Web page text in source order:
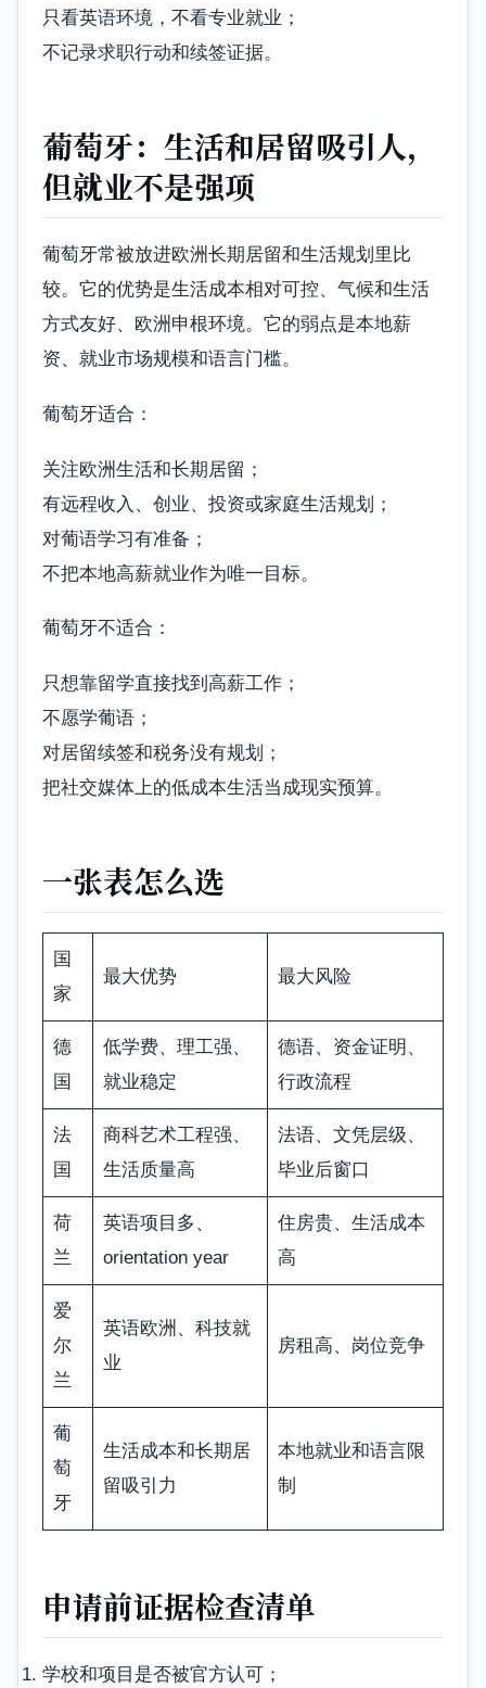
只看英语环境，不看专业就业；
不记录求职行动和续签证据。
葡萄牙：生活和居留吸引人，
但就业不是强项
葡萄牙常被放进欧洲长期居留和生活规划里比
较。它的优势是生活成本相对可控、气候和生活
方式友好、欧洲申根环境。它的弱点是本地薪
资、就业市场规模和语言门槛。
葡萄牙适合：
关注欧洲生活和长期居留；
有远程收入、创业、投资或家庭生活规划；
对葡语学习有准备；
不把本地高薪就业作为唯一目标。
葡萄牙不适合：
只想靠留学直接找到高薪工作；
不愿学葡语；
对居留续签和税务没有规划；
把社交媒体上的低成本生活当成现实预算。
一张表怎么选
国
家
最大优势 最大风险
德
国
低学费、理工强、
就业稳定
德语、资金证明、
行政流程
法
国
商科艺术工程强、
生活质量高
法语、文凭层级、
毕业后窗口
荷
兰
英语项目多、
orientation year
住房贵、生活成本
高
爱
尔
兰
英语欧洲、科技就
业
房租高、岗位竞争
葡
萄
牙
生活成本和长期居
留吸引力
本地就业和语言限
制
申请前证据检查清单
学校和项目是否被官方认可；